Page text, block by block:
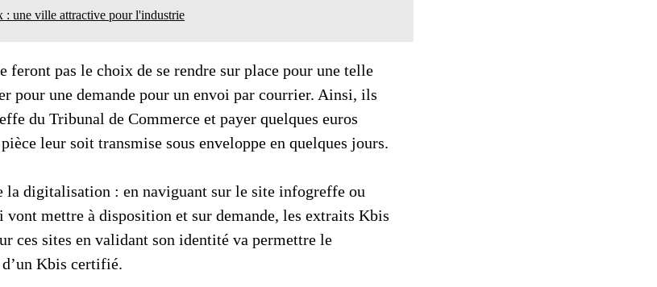
: une ville attractive pour l'industrie
feront pas le choix de se rendre sur place pour une telle
pour une demande pour un envoi par courrier. Ainsi, ils
du Tribunal de Commerce et payer quelques euros
leur soit transmise sous enveloppe en quelques jours.
la digitalisation : en naviguant sur le site infogreffe ou
vont mettre à disposition et sur demande, les extraits Kbis
ces sites en validant son identité va permettre le
Kbis certifié.